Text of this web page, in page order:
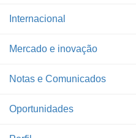
Internacional
Mercado e inovação
Notas e Comunicados
Oportunidades